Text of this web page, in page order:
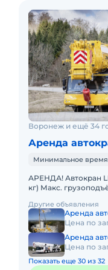
Воронеж и ещё 34
Аренда
Минимальное время
АРЕНДА! Автокран
кг) Макс.
Другие объявления
Аренда
Цена по
Аренда
Цена по
Показать еще 30 из 32